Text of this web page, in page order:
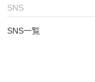
SNS
SNS一覧